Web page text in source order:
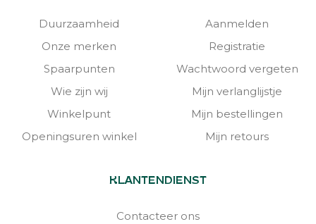
Duurzaamheid
Onze merken
Spaarpunten
Wie zijn wij
Winkelpunt
Openingsuren winkel
Aanmelden
Registratie
Wachtwoord vergeten
Mijn verlanglijstje
Mijn bestellingen
Mijn retours
KLANTENDIENST
Contacteer ons